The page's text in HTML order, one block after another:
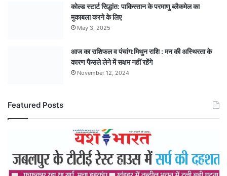
कोल्ड स्टार्ट सिद्धांत: पाकिस्तान के परमाणु ब्लैकमेल का
मुकाबला करने के लिए
May 3, 2025
आज का राशिफल व पंचांग:मिथुन राशि : मन की अस्थिरता के
कारण फैसले लेने में सक्षम नहीं रहेंगे
November 12, 2024
Featured Posts
रेस्ट
हाउस